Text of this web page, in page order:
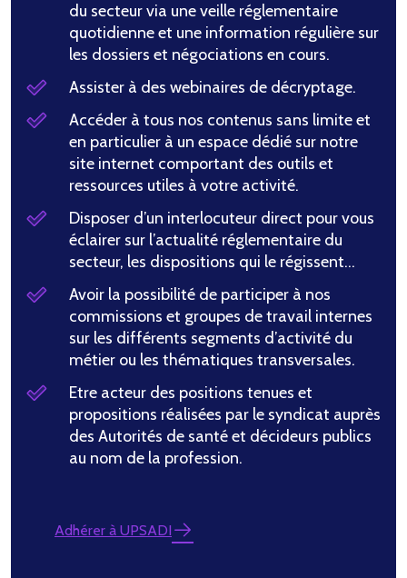
du secteur via une veille réglementaire
quotidienne et une information régulière sur
les dossiers et négociations en cours.
Assister à des webinaires de décryptage.
Accéder à tous nos contenus sans limite et
en particulier à un espace dédié sur notre
site internet comportant des outils et
ressources utiles à votre activité.
Disposer d’un interlocuteur direct pour vous
éclairer sur l’actualité réglementaire du
secteur, les dispositions qui le régissent…
Avoir la possibilité de participer à nos
commissions et groupes de travail internes
sur les différents segments d’activité du
métier ou les thématiques transversales.
Etre acteur des positions tenues et
propositions réalisées par le syndicat auprès
des Autorités de santé et décideurs publics
au nom de la profession.
Adhérer à UPSADI